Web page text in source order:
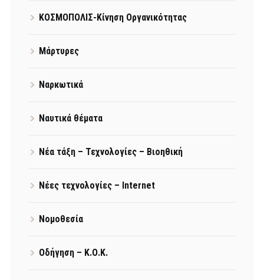
ΚΟΣΜΟΠΟΛΙΣ-Κίνηση Οργανικότητας
Μάρτυρες
Ναρκωτικά
Ναυτικά θέματα
Νέα τάξη – Τεχνολογίες – Βιοηθική
Νέες τεχνολογίες – Internet
Νομοθεσία
Οδήγηση – Κ.Ο.Κ.